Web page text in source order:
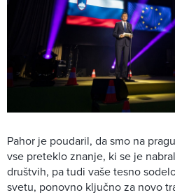
Pahor je poudaril, da smo na
vse preteklo znanje, ki se je
društvih, pa tudi vaše tesno
svetu, ponovno ključno za novo